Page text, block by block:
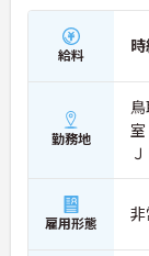
給料
勤務地
室
雇用形態